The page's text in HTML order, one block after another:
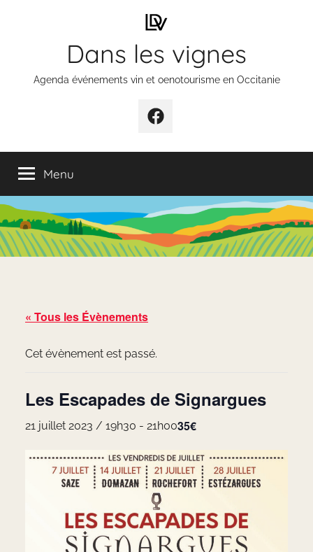
Dans les vignes
Agenda événements vin et oenotourisme en Occitanie
Élément
menu
Menu
« Tous les Évènements
Cet évènement est passé.
Les Escapades de Signargues
21 juillet 2023 / 19h30 - 21h0035€